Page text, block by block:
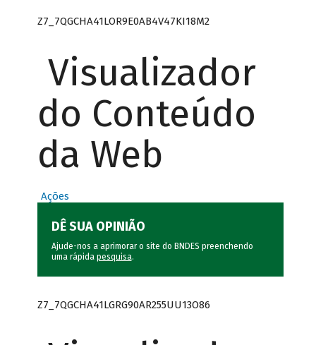
Z7_7QGCHA41LOR9E0AB4V47KI18M2
Visualizador
do Conteúdo
da Web
Ações
DÊ SUA OPINIÃO
Ajude-nos a aprimorar o site do BNDES preenchendo
uma rápida pesquisa.
Z7_7QGCHA41LGRG90AR255UU13O86